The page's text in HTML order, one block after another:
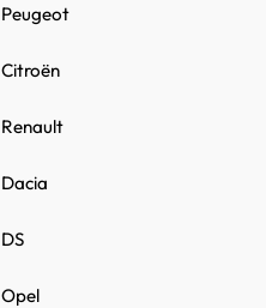
Peugeot
DS
Citroën
Opel
Renault
Dacia